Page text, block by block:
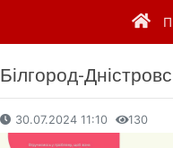
Білгород-
30.07.2024 11:10 130